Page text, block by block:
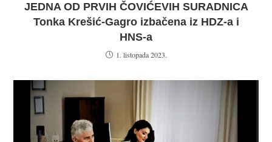
JEDNA OD PRVIH ČOVIĆEVIH SURADNICA
Tonka Krešić-Gagro izbačena iz HDZ-a i
HNS-a
1. listopada 2023.